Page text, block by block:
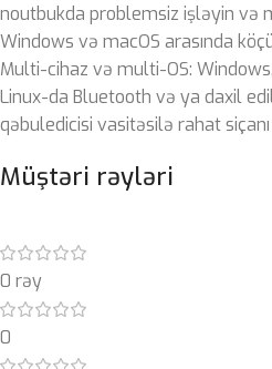
noutbukda problemsiz işləyin və
Windows və macOS arasında
Multi-cihaz və multi-OS:
Linux-da Bluetooth və ya daxil
qəbuledicisi vasitəsilə rahat
Müştəri rəyləri
0 rəy
0